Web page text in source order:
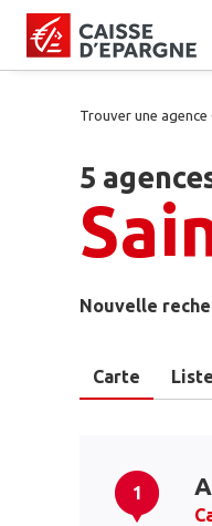
Trouver une agence
5
Nouvelle
Carte Liste
1